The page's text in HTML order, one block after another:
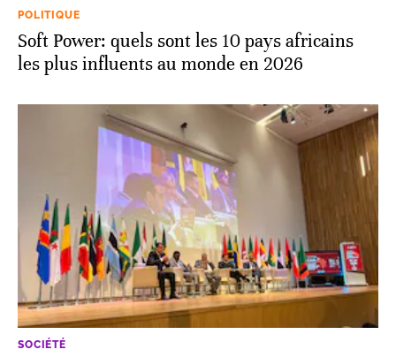
POLITIQUE
Soft Power: quels sont les 10 pays africains
les plus influents au monde en 2026
SOCIÉTÉ